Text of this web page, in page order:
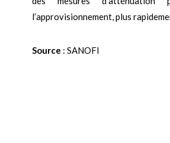
l’approvisionnement, plus
Source : SANOFI